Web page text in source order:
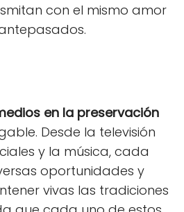
con el mismo amor
en la preservación
Desde la televisión
y la música, cada
oportunidades y
vivas las tradiciones